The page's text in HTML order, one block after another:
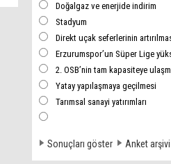
Doğalgaz ve enerjide indirim
Stadyum
Direkt uçak seferlerinin
Erzurumspor’un Süper Lige
2. OSB’nin tam kapasiteye
Yatay yapılaşmaya geçilmesi
Tarımsal sanayi yatırımları
Sonuçları göster Anket arşivi